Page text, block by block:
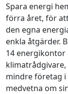
Spara energi
förra året, för
den egna
enkla åtgärder.
14 energikontor
mindre företag
medvetna om